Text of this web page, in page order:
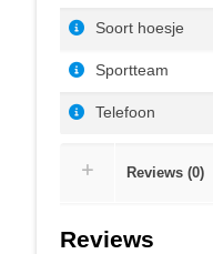
Soort hoesje
Sportteam
Telefoon
Reviews (0)
Reviews